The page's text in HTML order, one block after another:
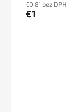
€0,81 bez DPH
€1